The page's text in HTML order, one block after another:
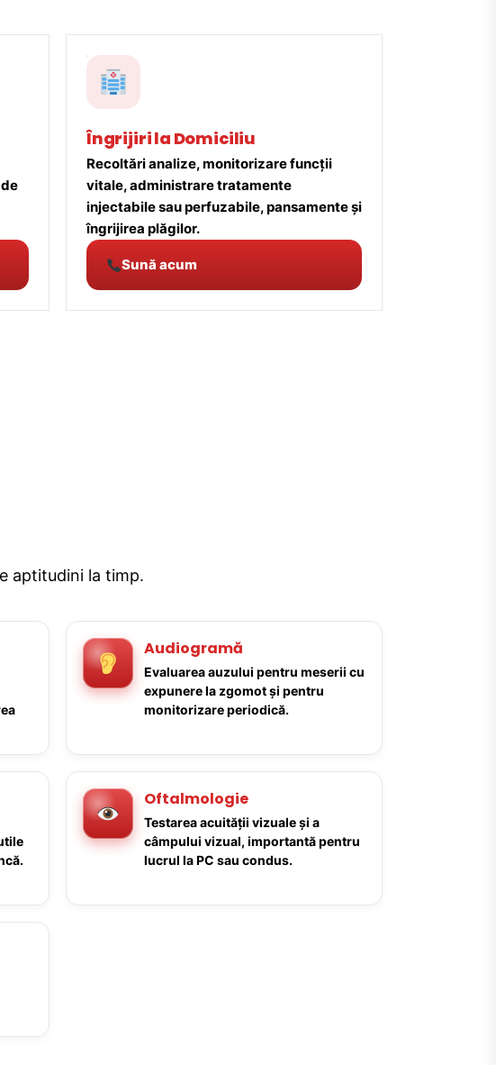
Îngrijiri la Domiciliu
Recoltări analize, monitorizare funcții
vitale, administrare tratamente
injectabile sau perfuzabile, pansamente și
îngrijirea plăgilor.
Sună acum
aptitudini la timp.
Audiogramă
Evaluarea auzului pentru meserii cu
expunere la zgomot și pentru
monitorizare periodică.
Oftalmologie
Testarea acuității vizuale și a
câmpului vizual, importantă pentru
lucrul la PC sau condus.